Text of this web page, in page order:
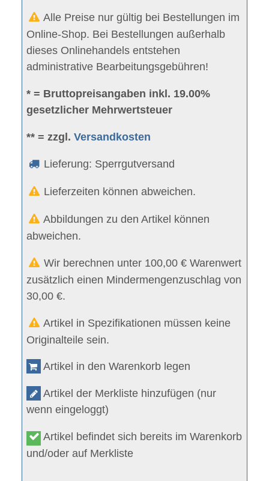
Alle Preise nur gültig bei Bestellungen im
Online-Shop. Bei Bestellungen außerhalb
dieses Onlinehandels entstehen
administrative Bearbeitungsgebühren!
* = Bruttopreisangaben inkl. 19.00%
gesetzlicher Mehrwertsteuer
** = zzgl.Versandkosten
Lieferung: Sperrgutversand
Lieferzeiten können abweichen.
Abbildungen zu den Artikel können
abweichen.
Wir berechnen unter 100,00 € Warenwert
zusätzlich einen Mindermengenzuschlag von
30,00 €.
Artikel in Spezifikationen müssen keine
Originalteile sein.
Artikel in den Warenkorb legen
Artikel der Merkliste hinzufügen (nur
wenn eingeloggt)
Artikel befindet sich bereits im Warenkorb
und/oder auf Merkliste